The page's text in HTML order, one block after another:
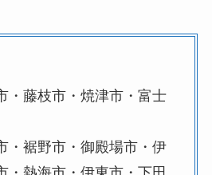
・藤枝市・焼津市・富士
・裾野市・御殿場市・伊